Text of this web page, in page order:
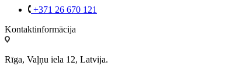
+371 26 670 121
Kontaktinformācija
Rīga, Vaļņu iela 12, Latvija.